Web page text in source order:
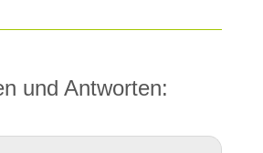
und Antworten: